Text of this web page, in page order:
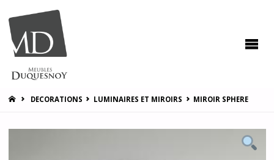
HOMEDECORATIONS LUMINAIRES ET MIROIRS MIROIR SPHERE